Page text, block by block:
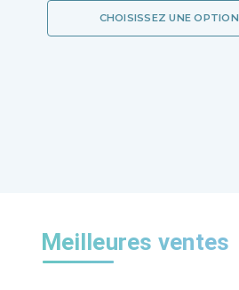
CHOISISSEZ UNE OPTION
Meilleures ventes